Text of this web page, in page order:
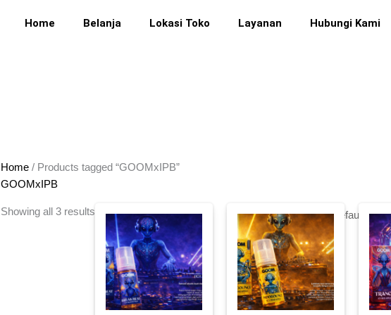
Home Belanja Lokasi Toko Layanan Hubungi Kami
Home / Products tagged “GOOMxIPB”
GOOMxIPB
Showing all 3 results